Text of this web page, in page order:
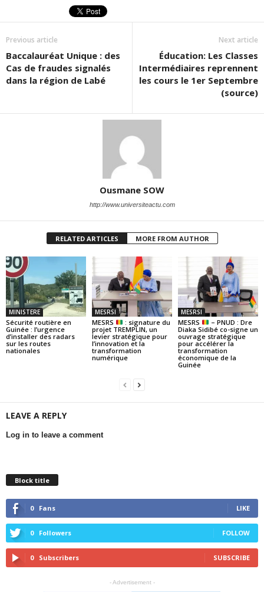
Previous article
Baccalauréat Unique : des
Cas de fraudes signalés
dans la région de Labé
Next article
Éducation: Les Classes
Intermédiaires reprennent
les cours le 1er Septembre
(source)
Ousmane SOW
http://www.universiteactu.com
RELATED ARTICLES MORE FROM AUTHOR
MINISTERE
Sécurité routière en
Guinée : l’urgence
d’installer des radars
sur les routes
nationales
MESRSI
MESRS
: signature du
projet TREMPLIN, un
levier stratégique pour
l’innovation et la
transformation
numérique
MESRSI
MESRS
– PNUD : Dre
Diaka Sidibé co-signe un
ouvrage stratégique
pour accélérer la
transformation
économique de la
Guinée
LEAVE A REPLY
Log in to leave a comment
Block title
0 Fans LIKE
0 Followers FOLLOW
0 Subscribers SUBSCRIBE
- Advertisement -